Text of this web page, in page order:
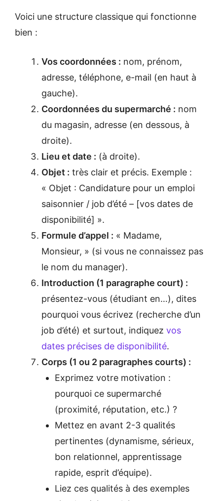
Voici une structure classique qui fonctionne
bien :
Vos coordonnées : nom, prénom,
adresse, téléphone, e-mail (en haut à
gauche).
Coordonnées du supermarché : nom
du magasin, adresse (en dessous, à
droite).
Lieu et date : (à droite).
Objet : très clair et précis. Exemple :
« Objet : Candidature pour un emploi
saisonnier / job d’été – [vos dates de
disponibilité] ».
Formule d’appel : « Madame,
Monsieur, » (si vous ne connaissez pas
le nom du manager).
Introduction (1 paragraphe court) :
présentez-vous (étudiant en…), dites
pourquoi vous écrivez (recherche d’un
job d’été) et surtout, indiquez vos
dates précises de disponibilité.
Corps (1 ou 2 paragraphes courts) :
Exprimez votre motivation :
pourquoi ce supermarché
(proximité, réputation, etc.) ?
Mettez en avant 2-3 qualités
pertinentes (dynamisme, sérieux,
bon relationnel, apprentissage
rapide, esprit d’équipe).
Liez ces qualités à des exemples